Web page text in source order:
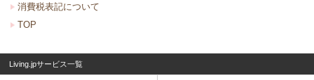
消費税表記について
TOP
Living.jpサービス一覧